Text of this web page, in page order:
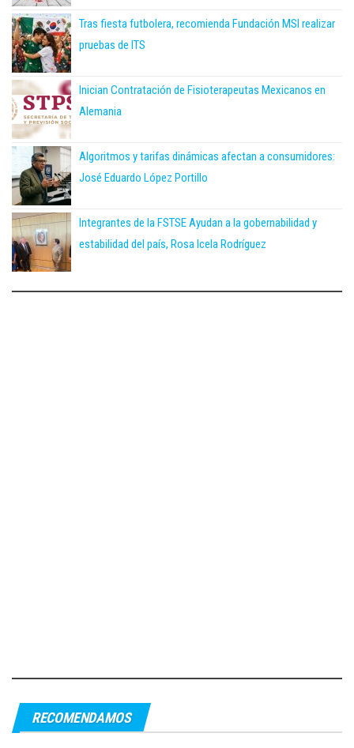
Tras fiesta futbolera, recomienda Fundación MSI realizar
pruebas de ITS
Inician Contratación de Fisioterapeutas Mexicanos en
Alemania
Algoritmos y tarifas dinámicas afectan a consumidores:
José Eduardo López Portillo
Integrantes de la FSTSE Ayudan a la gobernabilidad y
estabilidad del país, Rosa Icela Rodríguez
RECOMENDAMOS